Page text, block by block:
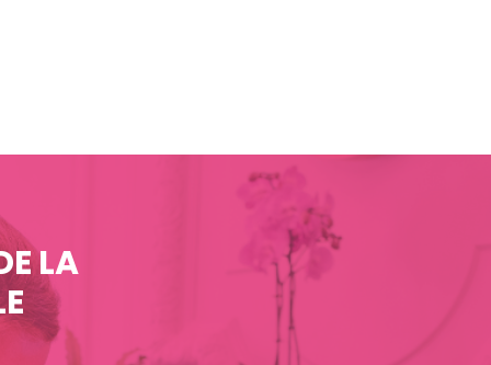
LA